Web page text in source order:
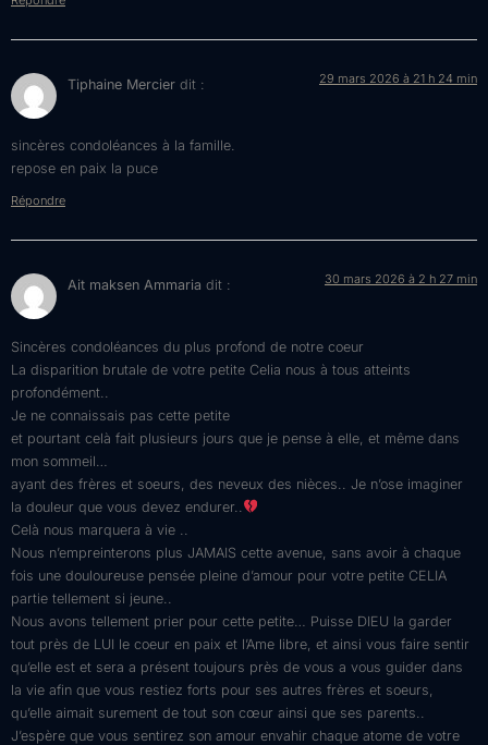
Tiphaine Mercier dit : 29 mars 2026 à 21 h 24 min
sincères condoléances à la famille.
repose en paix la puce
Répondre
Ait maksen Ammaria dit : 30 mars 2026 à 2 h 27 min
Sincères condoléances du plus profond de notre coeur
La disparition brutale de votre petite Celia nous à tous atteints
profondément..
Je ne connaissais pas cette petite
et pourtant celà fait plusieurs jours que je pense à elle, et même dans
mon sommeil…
ayant des frères et soeurs, des neveux des nièces.. Je n’ose imaginer
la douleur que vous devez endurer..
Celà nous marquera à vie ..
Nous n’empreinterons plus JAMAIS cette avenue, sans avoir à chaque
fois une douloureuse pensée pleine d’amour pour votre petite CELIA
partie tellement si jeune..
Nous avons tellement prier pour cette petite… Puisse DIEU la garder
tout près de LUI le coeur en paix et l’Ame libre, et ainsi vous faire sentir
qu’elle est et sera a présent toujours près de vous a vous guider dans
la vie afin que vous restiez forts pour ses autres frères et soeurs,
qu’elle aimait surement de tout son cœur ainsi que ses parents..
J’espère que vous sentirez son amour envahir chaque atome de votre